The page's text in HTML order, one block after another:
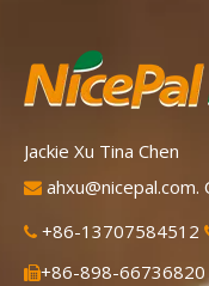
Jackie Xu Tina Chen
 ahxu@nicepal.com.
 +86-13707584512
+86-898-66736820